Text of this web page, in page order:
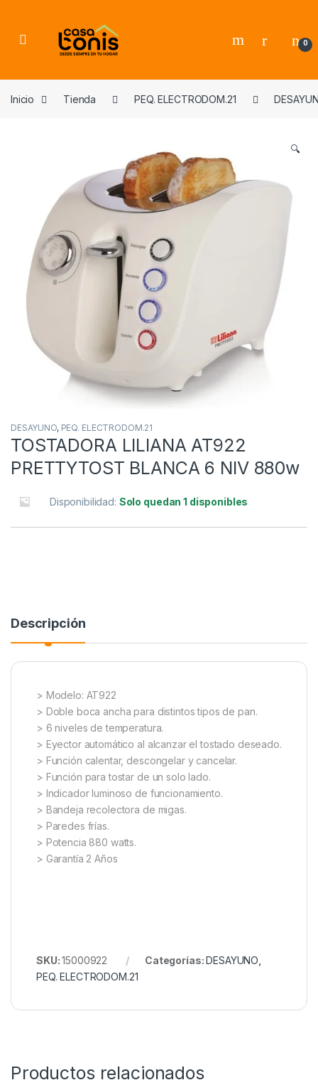
0
Inicio Tienda PEQ. ELECTRODOM.21
🔍
DESAYUNO, PEQ. ELECTRODOM.21
TOSTADORA LILIANA AT922
PRETTYTOST BLANCA 6 NIV 880w
Disponibilidad: Solo quedan 1 disponibles
Descripción
> Modelo: AT922
> Doble boca ancha para distintos tipos de pan.
> 6 niveles de temperatura.
> Eyector automático al alcanzar el tostado deseado.
> Función calentar, descongelar y cancelar.
> Función para tostar de un solo lado.
> Indicador luminoso de funcionamiento.
> Bandeja recolectora de migas.
> Paredes frías.
> Potencia 880 watts.
> Garantía 2 Años
SKU:15000922 Categorías:DESAYUNO
PEQ. ELECTRODOM.21
Productos relacionados